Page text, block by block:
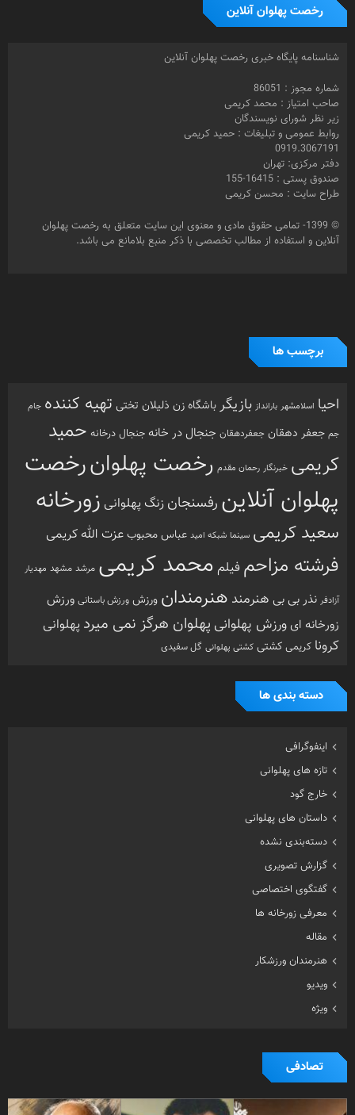
رخصت پهلوان آنلاین
شناسنامه پایگاه خبری رخصت پهلوان آنلاین
شماره مجوز : 86051
صاحب امتیاز : محمد کریمی
زیر نظر شورای نویسندگان
روابط عمومی و تبلیغات : حمید کریمی
0919.3067191
دفتر مرکزی: تهران
صندوق پستی : 16415-155
طراح سایت : محسن کریمی
© 1399- تمامی حقوق مادی و معنوی این سایت متعلق به رخصت پهلوان
آنلاین و استفاده از مطالب تخصصی با ذکر منبع بلامانع می باشد.
برچسب ها
احیا اسلامشهر بارانداز بازیگرباشگاه زن ذلیلان تختی تهیه کننده جام
جم جعفر دهقان جعفردهقان جنجال در خانه جنجال درخانه حمید
کریمی خبرنگار رحمان مقدم رخصت پهلوانرخصت
پهلوان آنلاین رفسنجان زنگ پهلوانی زورخانه
سعید کریمی سینما شبکه امید عباس محبوبعزت الله کریمی
فرشته مزاحمفیلم محمد کریمی مرشد مشهد مهدیار
آزادفر نذر بی بی هنرمند هنرمندان ورزش ورزش باستانی ورزش
زورخانه ای ورزش پهلوانی پهلوان هرگز نمی میرد پهلوانی
کرونا کریمی کشتی کشتی پهلوانی گل سفیدی
دسته بندی ها
اینفوگرافی
تازه های پهلوانی
خارج گود
داستان های پهلوانی
دسته‌بندی نشده
گزارش تصویری
گفتگوی اختصاصی
معرفی زورخانه ها
مقاله
هنرمندان ورزشکار
ویدیو
ویژه
تصادفی